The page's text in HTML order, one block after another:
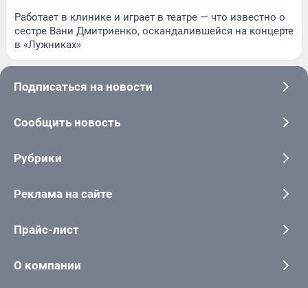
Работает в клинике и играет в театре — что известно о
сестре Вани Дмитриенко, оскандалившейся на концерте
в «Лужниках»
Подписаться на новости
Сообщить новость
Рубрики
Реклама на сайте
Прайс-лист
О компании